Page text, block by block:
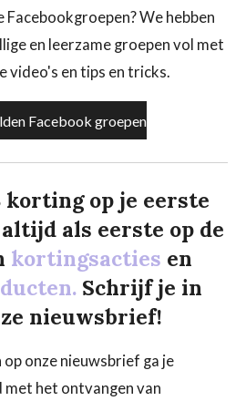
b
o
k
a
r
a
o
Facebookgroepen? We hebben
en leerzame groepen vol met
video's en tips en tricks.
Facebook groepen
korting op je eerste
als eerste op de
kortingsacties en
Schrijf je in
nieuwsbrief!
onze nieuwsbrief ga je
het ontvangen van